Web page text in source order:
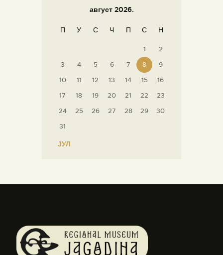
август 2026.
П У С Ч П С Н
1
2
3
4 5 6 7 8
9
10
11 12 13 14 15
16
17
18 19 20 21 22
23
24
25 26 27 28 29
30
31
« ЈУЛ